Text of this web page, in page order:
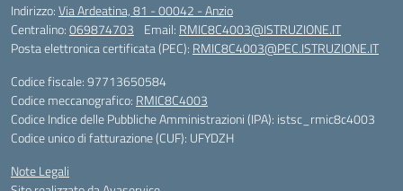
Indirizzo:Via Ardeatina, 81 - 00042 - Anzio
Centralino:069874703 Email: RMIC8C4003@ISTRUZIONE.IT
Posta elettronica certificata (PEC): RMIC8C4003@PEC.ISTRUZIONE.IT
Codice fiscale: 97713650584
Codice meccanografico: RMIC8C4003
Codice Indice delle Pubbliche Amministrazioni (IPA): istsc_rmic8c4003
Codice unico di fatturazione (CUF): UFYDZH
Note Legali